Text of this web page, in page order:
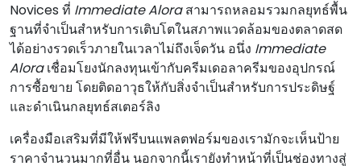
Novices ที่ Immediate Aloraสามารถหลอมรวมกลยุทธ์พื้น
ฐานที่จําเป็นสําหรับการเติบโตในสภาพแวดล้อมของตลาดสด
ได้อย่างรวดเร็วภายในเวลาไม่ถึงเจ็ดวัน อนึ่ง Immediate
Aloraเชื่อมโยงนักลงทุนเข้ากับครีมเดอลาครีมของอุปกรณ์
การซื้อขาย โดยติดอาวุธให้กับสิ่งจําเป็นสําหรับการประดิษฐ์
และดําเนินกลยุทธ์สเตอร์ลิง
เครื่องมือเสริมที่มีให้ฟรีบนแพลตฟอร์มของเรามักจะเห็นป้าย
ราคาจํานวนมากที่อื่น นอกจากนี้เรายังทําหน้าที่เป็นช่องทางสู่